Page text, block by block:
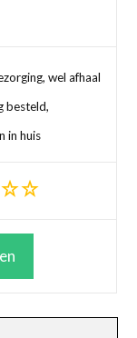
wel afhaal
besteld,
in huis